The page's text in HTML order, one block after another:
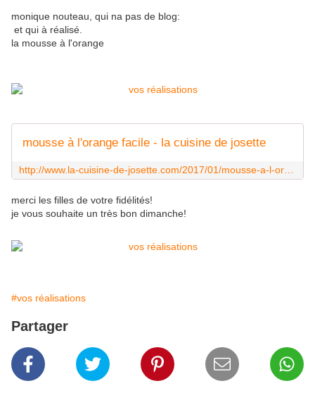
monique nouteau, qui na pas de blog:
et qui à réalisé.
la mousse à l'orange
mousse à l'orange facile - la cuisine de josette
merci les filles de votre fidélités!
je vous souhaite un très bon dimanche!
#vos réalisations
Partager